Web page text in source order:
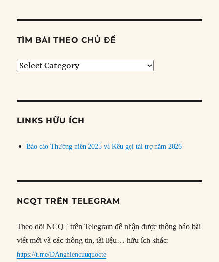
TÌM BÀI THEO CHỦ ĐỀ
Tìm
đề
LINKS HỮU ÍCH
Báo cáo Thường niên 2025 và Kêu gọi tài trợ năm 2026
NCQT TRÊN TELEGRAM
Theo dõi NCQT trên Telegram để nhận được thông báo bài
viết mới và các thông tin, tài liệu… hữu ích khác:
https://t.me/DAnghiencuuquocte